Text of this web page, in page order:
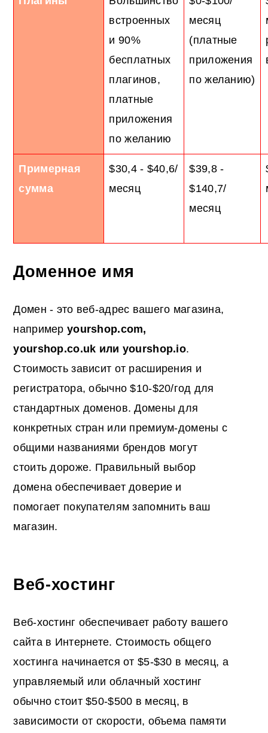
встроенных
и 90%
бесплатных
плагинов,
платные
приложения
по желанию
месяц
(платные
приложения
по желанию)
Примерная
сумма
$30,4 - $40,6/
месяц
$39,8 -
$140,7/
месяц
Доменное имя
Домен - это веб-адрес вашего магазина,
например yourshop.com,
yourshop.co.uk или yourshop.io.
Стоимость зависит от расширения и
регистратора, обычно $10-$20/год для
стандартных доменов. Домены для
конкретных стран или премиум-домены с
общими названиями брендов могут
стоить дороже. Правильный выбор
домена обеспечивает доверие и
помогает покупателям запомнить ваш
магазин.
Веб-хостинг
Веб-хостинг обеспечивает работу вашего
сайта в Интернете. Стоимость общего
хостинга начинается от $5-$30 в месяц, а
управляемый или облачный хостинг
обычно стоит $50-$500 в месяц, в
зависимости от скорости, объема памяти